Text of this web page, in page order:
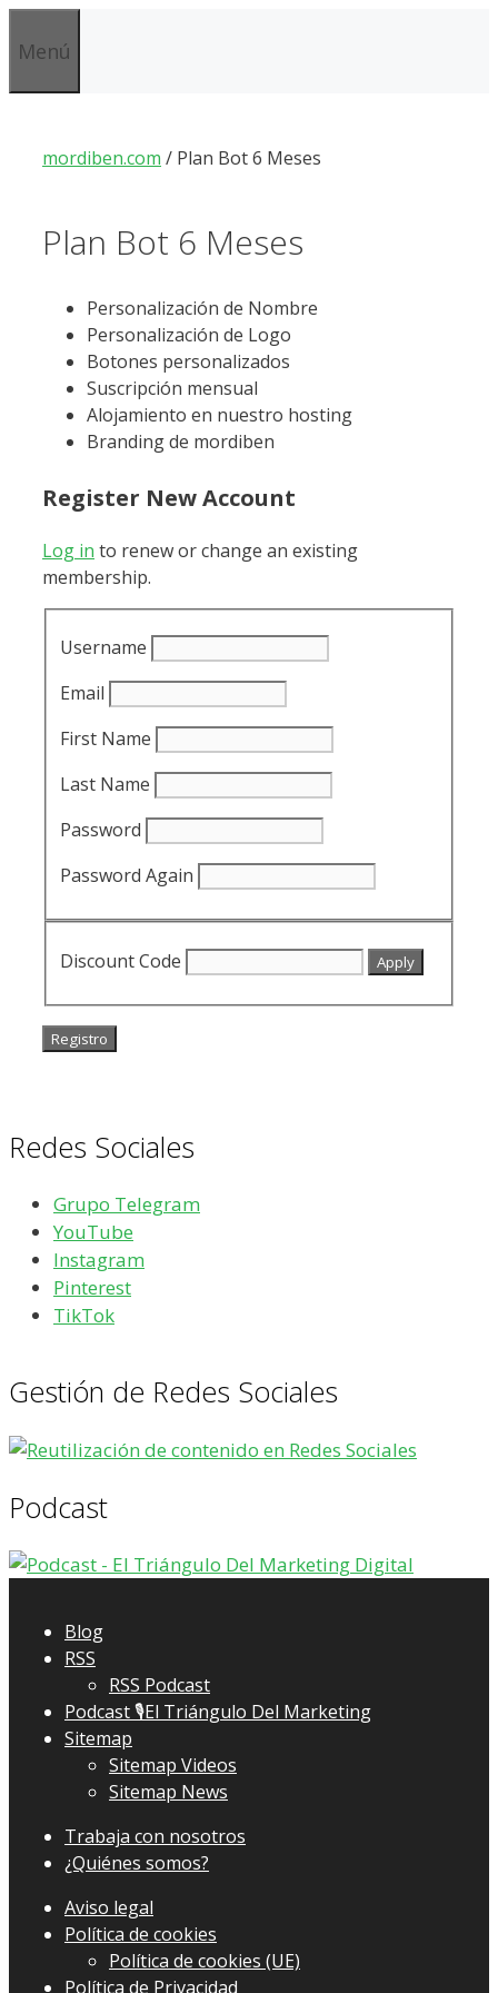
alMenú
mordiben.com / Plan Bot 6 Meses
Plan Bot 6 Meses
Personalización de Nombre
Personalización de Logo
Botones personalizados
Suscripción mensual
Alojamiento en nuestro hosting
Branding de mordiben
Register New Account
Log in to renew or change an existing
membership.
Username
Email
First Name
Last Name
Password
Password Again
Discount Code Apply
Redes Sociales
Grupo Telegram
YouTube
Instagram
Pinterest
TikTok
Gestión de Redes Sociales
Podcast
Blog
RSS
RSS Podcast
Podcast 🎙El Triángulo Del Marketing
Sitemap
Sitemap Videos
Sitemap News
Trabaja con nosotros
¿Quiénes somos?
Aviso legal
Política de cookies
Política de cookies (UE)
Política de Privacidad